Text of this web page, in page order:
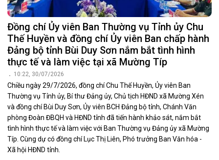
Đồng chí Ủy viên Ban Thường vụ Tỉnh ủy Chu
Thế Huyền và đồng chí Ủy viên Ban chấp hành
Đảng bộ tỉnh Bùi Duy Sơn nắm bắt tình hình
thực tế và làm việc tại xã Mường Típ
10:22, 30/07/2026
Chiều ngày 29/7/2026, đồng chí Chu Thế Huyền, Ủy viên Ban
Thường vụ Tỉnh ủy, Bí thư Đảng ủy, Chủ tịch HĐND xã Mường Xén
và đồng chí Bùi Duy Sơn, Ủy viên BCH Đảng bộ tỉnh, Chánh Văn
phòng Đoàn ĐBQH và HĐND tỉnh đã tiến hành khảo sát, nắm bắt
tình hình thực tế và làm việc với Ban Thường vụ Đảng ủy xã Mường
Típ. Cùng dự có đồng chí Lục Thị Liên, Phó trưởng Ban Văn hóa -
Xã hội HĐND tỉnh.